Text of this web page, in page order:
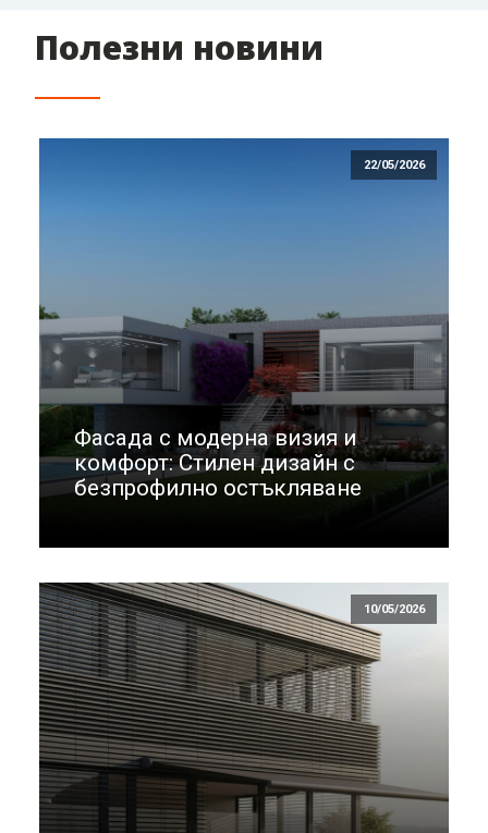
Полезни новини
22/05/2026
Фасада с модерна визия и
комфорт: Стилен дизайн с
безпрофилно остъкляване
10/05/2026